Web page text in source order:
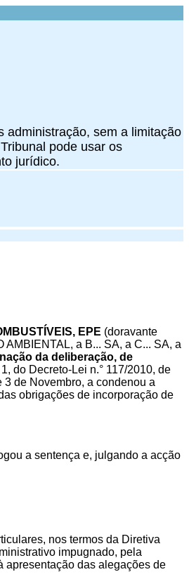
administração, sem a limitação
pode usar os
jurídico.
EPE (doravante
a B... SA, a C... SA, a
da deliberação, de
do Decreto-Lei n.° 117/2010, de
3 de Novembro, a condenou a
obrigações de incorporação de
a sentença e, julgando a acção
nos termos da Diretiva
impugnado, pela
apresentação das alegações de